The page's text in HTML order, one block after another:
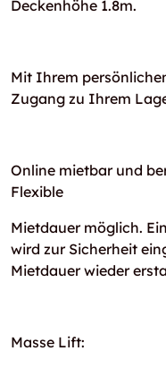
Deckenhöhe 1.8m.
Mit Ihrem
Zugang zu Ihrem
Online mietbar und
Flexible
Mietdauer möglich.
wird zur Sicherheit
Mietdauer wieder
Masse Lift: